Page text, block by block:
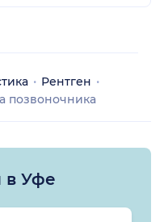
Рентген
позвоночника
в Уфе